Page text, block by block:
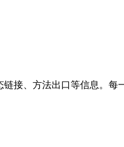
接、方法出口等信息。每